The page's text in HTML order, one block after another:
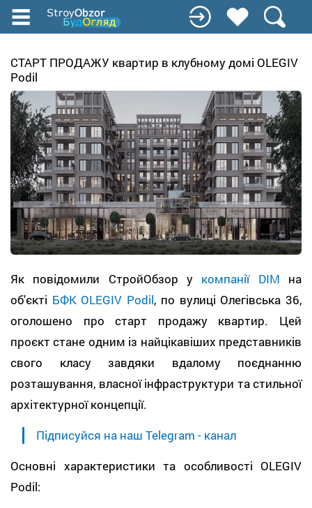
Перейти
содержанию
СТАРТ ПРОДАЖУ квартир в клубному домі OLEGIV
Podil
Як повідомили СтройОбзор у компанії DIM на
об'єкті БФК OLEGIV Podil, по вулиці Олегівська 36,
оголошено про старт продажу квартир. Цей
проєкт стане одним із найцікавіших представників
свого класу завдяки вдалому поєднанню
розташування, власної інфраструктури та стильної
архітектурної концепції.
Підписуйся на наш Telegram - канал
Основні характеристики та особливості OLEGIV
Podil: